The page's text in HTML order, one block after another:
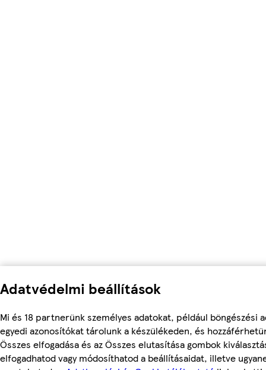
Adatvédelmi beállítások
Mi és 18 partnerünk személyes adatokat, például böngészési
egyedi azonosítókat tárolunk a készülékeden, és
Összes elfogadása és az Összes elutasítása gombok
elfogadhatod vagy módosíthatod a beállításaidat, illetve